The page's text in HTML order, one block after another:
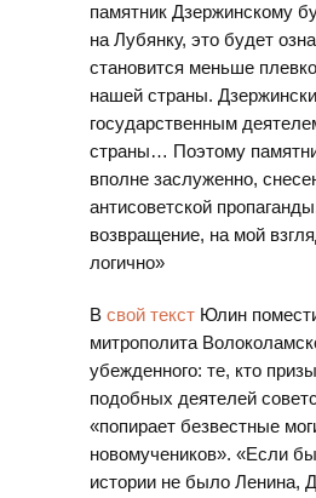
памятник Дзержинскому
на Лубянку, это будет
становится меньше
нашей страны.
государственным
страны… Поэтому
вполне заслуженно,
антисоветской
возвращение, на мой
логично»
В свой текст Юлин
митрополита
убежденного: те, кто
подобных деятелей
«попирает безвестные
новомучеников». «Если
истории не было Ленина,